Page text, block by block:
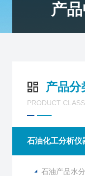
产
产品分
PRODUCT
石油化工分析仪
石油产品水